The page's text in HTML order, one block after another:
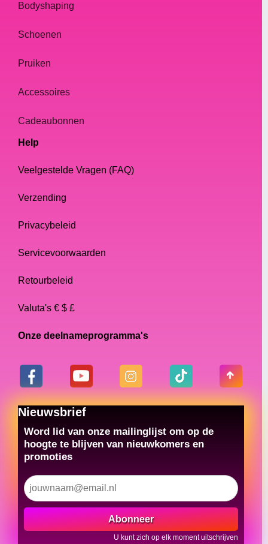
Bodyshaping
Schoenen
Pruiken
Accessoires
Cadeaubonnen
Help
Veelgestelde Vragen (FAQ)
Verzending
Privacybeleid
Servicevoorwaarden
Retourbeleid
Valuta's € $ £
Onze deelnameprogramma's
Nieuwsbrief
Word lid van onze mailinglijst om op de
hoogte te blijven van nieuwkomers en
promoties
Abonneer
U kunt zich op elk moment uitschrijven